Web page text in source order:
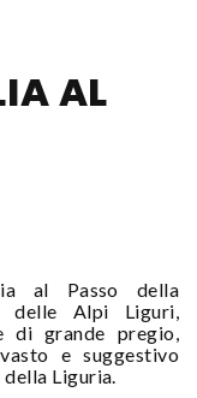
AL
al Passo della
delle Alpi Liguri,
di grande pregio,
e suggestivo
Liguria.